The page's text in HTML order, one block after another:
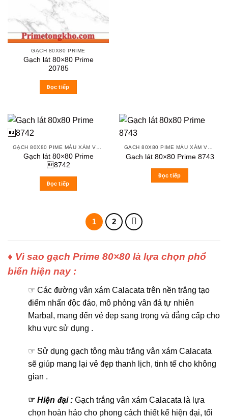
GẠCH 80X80 PRIME
Gạch lát 80×80 Prime
20785
Đọc tiếp
GẠCH 80X80 PIME MÀU XÁM VÀ CÁC MÀU VÂN SÁNG NHẸ
Gạch lát 80×80 Prime
8742
Đọc tiếp
GẠCH 80X80 PIME MÀU XÁM VÀ CÁC MÀU VÂN SÁNG NHẸ
Gạch lát 80×80 Prime 8743
Đọc tiếp
1 2
♦ Vì sao gạch Prime 80×80 là lựa chọn phổ
biến hiện nay :
☞ Các đường vân xám Calacata trên nền trắng tạo
điểm nhấn độc đáo, mô phỏng vân đá tự nhiên
Marbal, mang đến vẻ đẹp sang trọng và đẳng cấp cho
khu vực sử dụng .
☞ Sử dụng gạch tông màu trắng vân xám Calacata
sẽ giúp mang lại vẻ đẹp thanh lịch, tinh tế cho không
gian .
☞ Hiện đại : Gạch trắng vân xám Calacata là lựa
chọn hoàn hảo cho phong cách thiết kế hiện đại, tối